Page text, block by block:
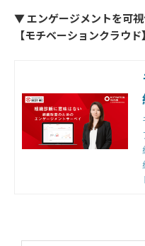
▼ エンゲージメントを可
【モチベーションクラウ